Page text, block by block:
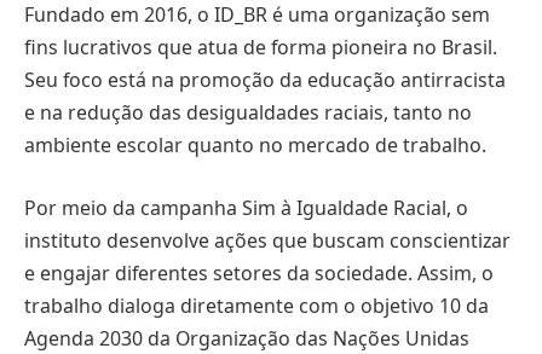
Fundado em 2016, o ID_BR é uma organização sem
fins lucrativos que atua de forma pioneira no Brasil.
Seu foco está na promoção da educação antirracista
e na redução das desigualdades raciais, tanto no
ambiente escolar quanto no mercado de trabalho.
Por meio da campanha Sim à Igualdade Racial, o
instituto desenvolve ações que buscam conscientizar
e engajar diferentes setores da sociedade. Assim, o
trabalho dialoga diretamente com o objetivo 10 da
Agenda 2030 da Organização das Nações Unidas